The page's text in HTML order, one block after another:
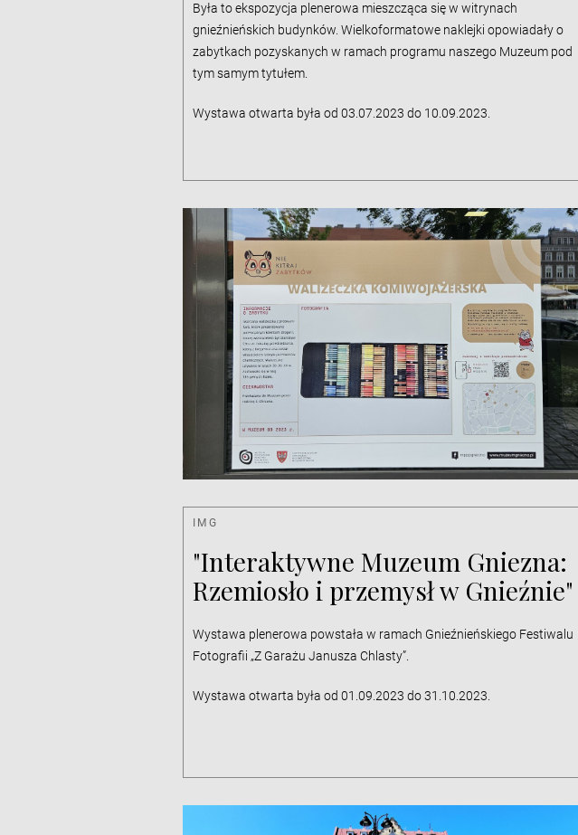
Była to ekspozycja plenerowa mieszcząca się w witrynach
gnieźnieńskich budynków. Wielkoformatowe naklejki opowiadały o
zabytkach pozyskanych w ramach programu naszego Muzeum pod
tym samym tytułem.
Wystawa otwarta była od 03.07.2023 do 10.09.2023.
IMG
"Interaktywne Muzeum Gniezna:
Rzemiosło i przemysł w Gnieźnie"
Wystawa plenerowa powstała w ramach Gnieźnieńskiego Festiwalu
Fotografii „Z Garażu Janusza Chlasty”.
Wystawa otwarta była od 01.09.2023 do 31.10.2023.